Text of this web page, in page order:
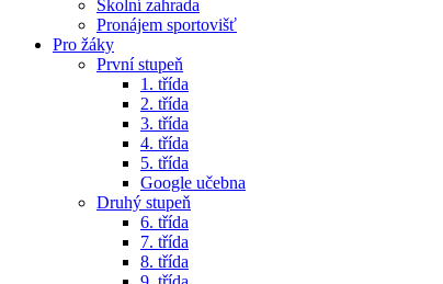
Školní zahrada
Pronájem sportovišť
Pro žáky
První stupeň
1. třída
2. třída
3. třída
4. třída
5. třída
Google učebna
Druhý stupeň
6. třída
7. třída
8. třída